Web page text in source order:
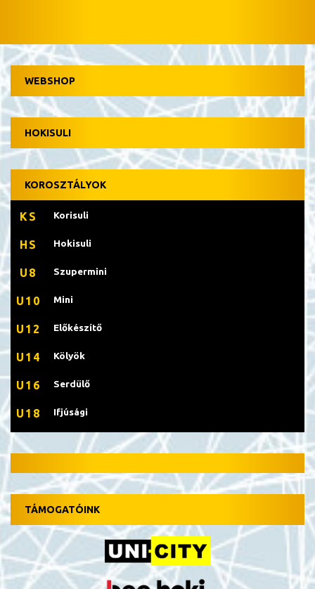
WEBSHOP
HOKISULI
KOROSZTÁLYOK
KS Korisuli
HS Hokisuli
U8 Szupermini
U10 Mini
U12 Előkészítő
U14 Kölyök
U16 Serdülő
U18 Ifjúsági
TÁMOGATÓINK